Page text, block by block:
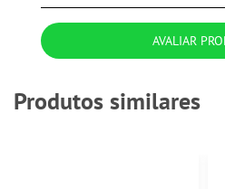
AVALIAR
Produtos similares